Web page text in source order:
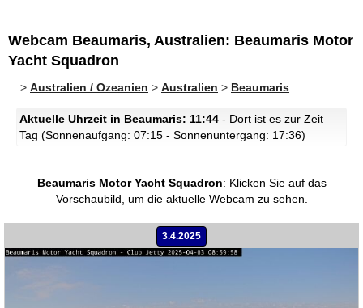
Webcam Beaumaris, Australien: Beaumaris Motor
Yacht Squadron
> Australien / Ozeanien > Australien > Beaumaris
Aktuelle Uhrzeit in Beaumaris: 11:44 - Dort ist es zur Zeit
Tag (Sonnenaufgang: 07:15 - Sonnenuntergang: 17:36)
Beaumaris Motor Yacht Squadron: Klicken Sie auf das
Vorschaubild, um die aktuelle Webcam zu sehen.
3.4.2025